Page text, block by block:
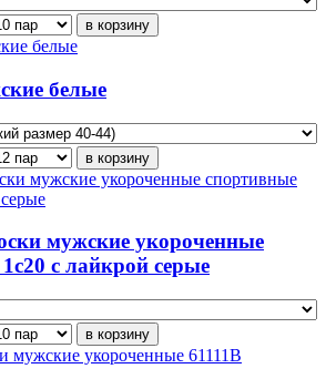
белые
мужские укороченные
с лайкрой серые